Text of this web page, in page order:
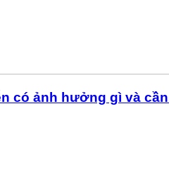
có ảnh hưởng gì và